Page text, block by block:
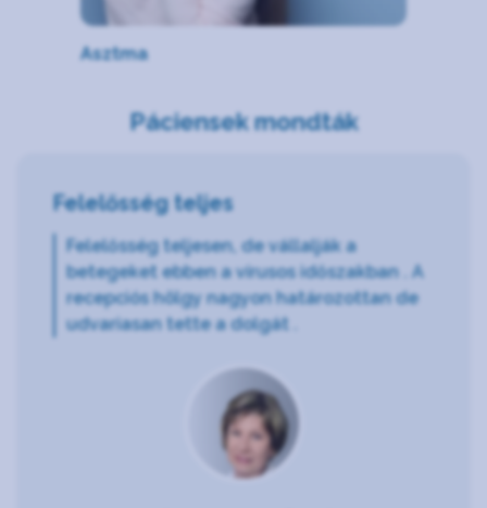
Asztma
Páciensek mondták
Felelősség teljes
Felelősség teljesen, de vállalják a
betegeket ebben a vírusos időszakban . A
recepciós hölgy nagyon határozottan de
udvariasan tette a dolgát .